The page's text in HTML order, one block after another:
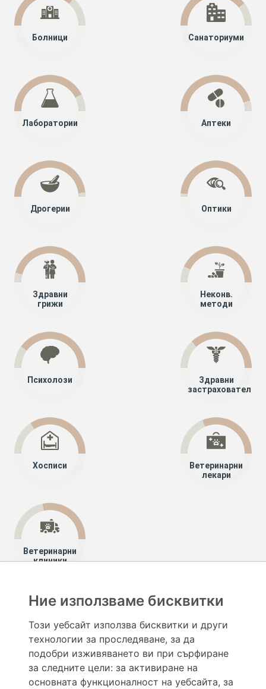
Болници Санаториуми
Лаборатории Аптеки
Дрогерии Оптики
Здравни
грижи
Неконв.
методи
Психолози
Здравни
застрахователи
Хосписи
Ветеринарни
лекари
Ветеринарни
клиники
Специалисти Дрогерии
Hapche.bg НЕ е медицински, зравен или сроден специалист и НЕ дава медицински
консултации и здравни съвети. Hapche.bg НЕ се явява медицинска услуга и НЕ
осигурява диагноза и лечение. Hapche.bg НЕ препоръчва медицински и други здравни и
сродни специалисти и заведения. Hapche.bg НЕ търгува с лекарствени продукти и
хранителни добавки. Информацията, публикувана в Hapche.bg, е предназначена да служи
само и единствено за справочни цели. Същата се предоставя без всякаква гаранция за
Ние използваме бисквитки
Този уебсайт използва бисквитки и други
технологии за проследяване, за да
подобри изживяването ви при сърфиране
за следните цели: за активиране на
основната функционалност на уебсайта, за